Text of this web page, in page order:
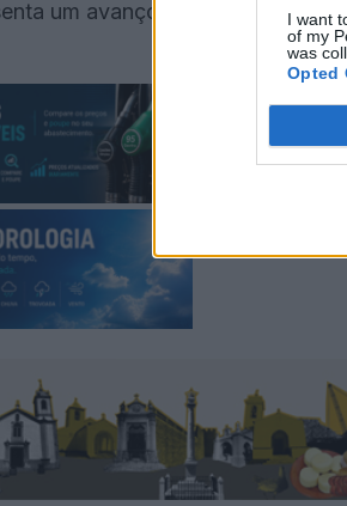
I want
of my
was
Opted
um avanço, mas não resolve